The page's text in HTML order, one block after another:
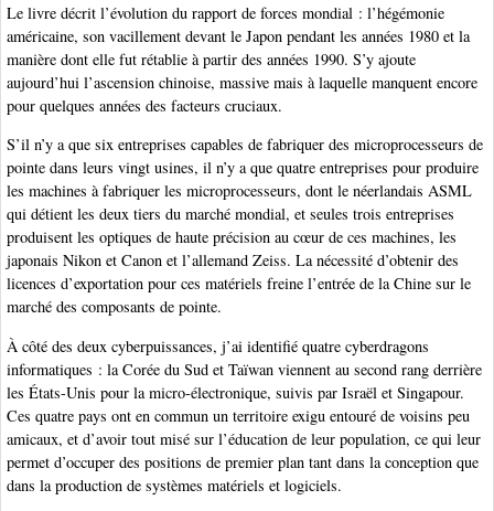
Le livre décrit l’évolution du rapport de forces mondial : l’hégémonie
américaine, son vacillement devant le Japon pendant les années 1980 et la
manière dont elle fut rétablie à partir des années 1990. S’y ajoute
aujourd’hui l’ascension chinoise, massive mais à laquelle manquent encore
pour quelques années des facteurs cruciaux.
S’il n’y a que six entreprises capables de fabriquer des microprocesseurs de
pointe dans leurs vingt usines, il n’y a que quatre entreprises pour produire
les machines à fabriquer les microprocesseurs, dont le néerlandais ASML
qui détient les deux tiers du marché mondial, et seules trois entreprises
produisent les optiques de haute précision au cœur de ces machines, les
japonais Nikon et Canon et l’allemand Zeiss. La nécessité d’obtenir des
licences d’exportation pour ces matériels freine l’entrée de la Chine sur le
marché des composants de pointe.
À côté des deux cyberpuissances, j’ai identifié quatre cyberdragons
informatiques : la Corée du Sud et Taïwan viennent au second rang derrière
les États-Unis pour la micro-électronique, suivis par Israël et Singapour.
Ces quatre pays ont en commun un territoire exigu entouré de voisins peu
amicaux, et d’avoir tout misé sur l’éducation de leur population, ce qui leur
permet d’occuper des positions de premier plan tant dans la conception que
dans la production de systèmes matériels et logiciels.